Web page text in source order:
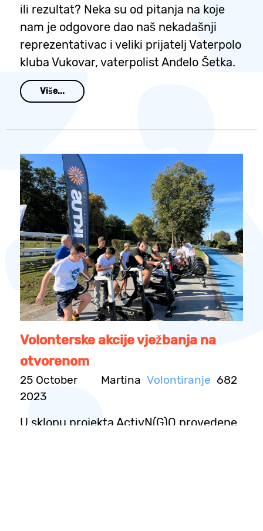
ili rezultat? Neka su od pitanja na koje
nam je odgovore dao naš nekadašnji
reprezentativac i veliki prijatelj Vaterpolo
kluba Vukovar, vaterpolist Anđelo Šetka.
Više...
Volonterske akcije vježbanja na
otvorenom
25 October
2023
Martina Volontiranje 682
U sklopu projekta ActivN(G)O provedene